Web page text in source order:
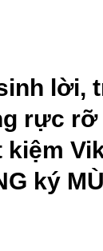
lời,
rực rỡ
kiệm
ký